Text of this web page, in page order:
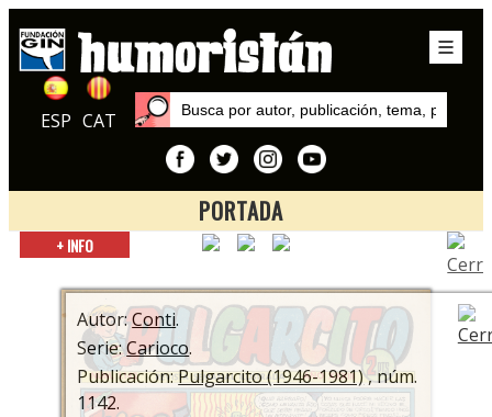
ESP CAT
PORTADA
Inicio
Carioco
+ INFO
Autor:Conti.
Serie:Carioco.
Publicación:Pulgarcito (1946-1981), núm.
1142.